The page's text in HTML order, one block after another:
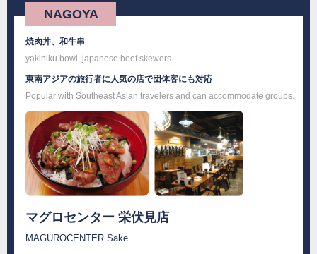
NAGOYA
焼肉丼、和牛串
yakiniku bowl, japanese beef skewers.
東南アジアの旅行者に人気の店で団体客にも対応
Popular with Southeast Asian travelers and can accommodate groups.
マグロセンター 栄伏見店
MAGUROCENTER Sake